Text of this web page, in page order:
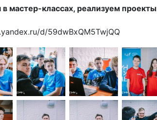
мастер-классах, реализуем проекты
d/59dwBxQM5TwjQQ